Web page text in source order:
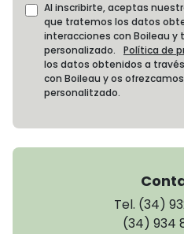
Al inscribirte, aceptas
que tratemos los datos
interacciones con Boileau
personalizado. Política de
los datos obtenidos a
con Boileau y os
personalitzado.
Tel. (34)
(34) 934